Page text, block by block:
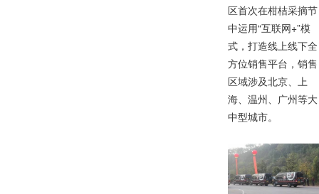
区首次在柑桔采摘节
中运用“互联网+”模
式 ， 打造线 上线下全
方位销售平台 ， 销售
区域涉及北京
上
海
温州 广州等大
中型城市。